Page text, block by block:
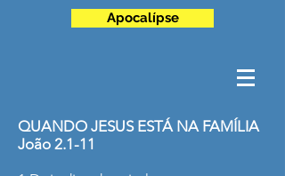
Apocalípse
QUANDO JESUS ESTÁ NA FAMÍLIA
João 2.1-11